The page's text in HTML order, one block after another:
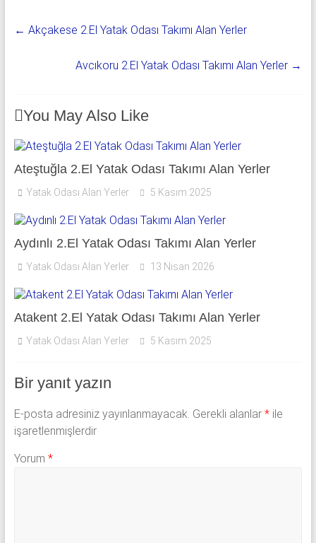
← Akçakese 2.El Yatak Odası Takımı Alan Yerler
Avcıkoru 2.El Yatak Odası Takımı Alan Yerler →
You May Also Like
Ateştuğla 2.El Yatak Odası Takımı Alan Yerler
Yatak Odası Alan Yerler 5 Kasım 2025
Aydınlı 2.El Yatak Odası Takımı Alan Yerler
Yatak Odası Alan Yerler 13 Nisan 2026
Atakent 2.El Yatak Odası Takımı Alan Yerler
Yatak Odası Alan Yerler 5 Kasım 2025
Bir yanıt yazın
E-posta adresiniz yayınlanmayacak. Gerekli alanlar *ile
işaretlenmişlerdir
Yorum *